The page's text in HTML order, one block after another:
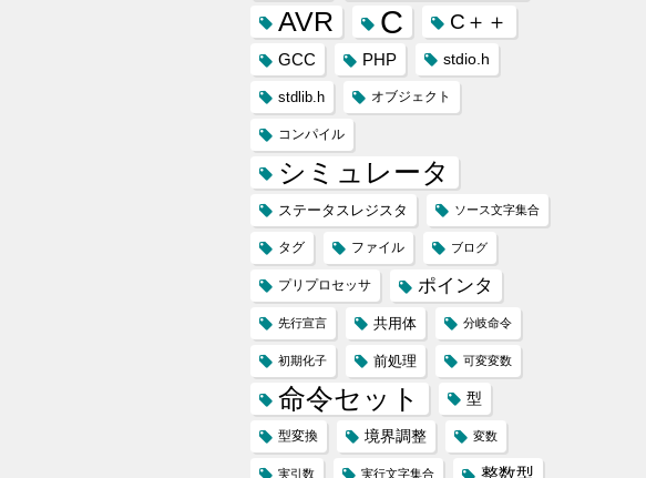
AVR
C C＋＋
GCC PHP stdio.h
stdlib.h オブジェクト
コンパイル
シミュレータ
ステータスレジスタ ソース文字集合
タグ ファイル ブログ
プリプロセッサ ポインタ
先行宣言 共用体 分岐命令
初期化子 前処理 可変変数
命令セット 型
型変換 境界調整 変数
実引数 実行文字集合 整数型